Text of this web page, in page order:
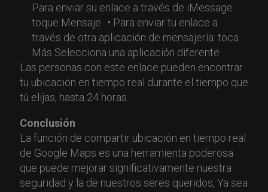
Para enviar su enlace a través de iMessage:
toque Mensaje . • Para enviar tu enlace a
través de otra aplicación de mensajería: toca
Más Selecciona una aplicación diferente
Las personas con este enlace pueden encontrar
tu ubicación en tiempo real durante el tiempo que
tú elijas, hasta 24 horas.
Conclusión
La función de compartir ubicación en tiempo real
de Google Maps es una herramienta poderosa
que puede mejorar significativamente nuestra
seguridad y la de nuestros seres queridos, Ya sea